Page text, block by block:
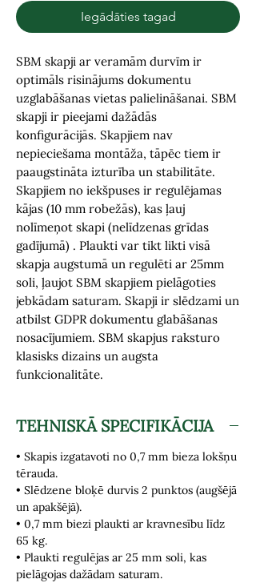
Iegādāties tagad
SBM skapji ar veramām durvīm ir
optimāls risinājums dokumentu
uzglabāšanas vietas palielināšanai. SBM
skapji ir pieejami dažādās
konfigurācijās. Skapjiem nav
nepieciešama montāža, tāpēc tiem ir
paaugstināta izturība un stabilitāte.
Skapjiem no iekšpuses ir regulējamas
kājas (10 mm robežās), kas ļauj
nolīmeņot skapi (nelīdzenas grīdas
gadījumā) . Plaukti var tikt likti visā
skapja augstumā un regulēti ar 25mm
soli, ļaujot SBM skapjiem pielāgoties
jebkādam saturam. Skapji ir slēdzami un
atbilst GDPR dokumentu glabāšanas
nosacījumiem. SBM skapjus raksturo
klasisks dizains un augsta
funkcionalitāte.
TEHNISKĀ SPECIFIKĀCIJA
• Skapis izgatavoti no 0,7 mm bieza lokšņu
tērauda.
• Slēdzene bloķē durvis 2 punktos (augšējā
un apakšējā).
• 0,7 mm biezi plaukti ar kravnesību līdz
65 kg.
• Plaukti regulējas ar 25 mm soli, kas
pielāgojas dažādam saturam.